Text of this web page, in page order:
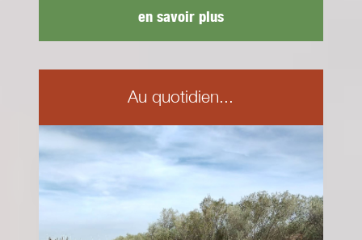
en savoir plus
Au quotidien...